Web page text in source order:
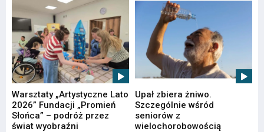
Warsztaty „Artystyczne Lato
2026” Fundacji „Promień
Słońca” – podróż przez
świat wyobraźni
Upał zbiera żniwo.
Szczególnie wśród
seniorów z
wielochorobowością